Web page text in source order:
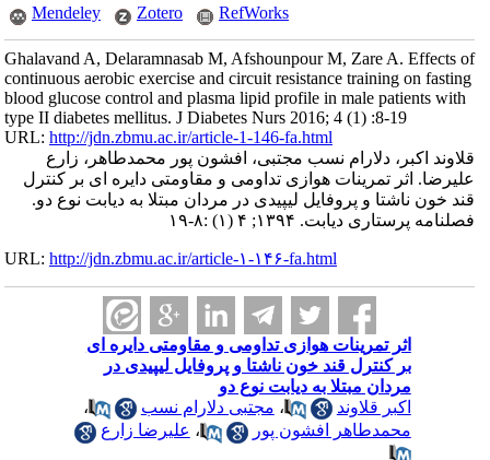
Mendeley
Zotero RefWorks
Ghalavand A, Delaramnasab M, Afshounpour M, Zare A. Effects of
continuous aerobic exercise and circuit resistance training on fasting
blood glucose control and plasma lipid profile in male patients with
type II diabetes mellitus. J Diabetes Nurs 2016; 4 (1) :8-19
URL:http://jdn.zbmu.ac.ir/article-1-146-fa.html
قلاوند اکبر، دلارام نسب مجتبی، افشون پور محمدطاهر، زارع
علیرضا. اثر تمرینات هوازی تداومی و مقاومتی دایره ای بر کنترل
قند خون ناشتا و پروفایل لیپیدی در مردان مبتلا به دیابت نوع دو.
فصلنامه پرستاری دیابت. ۱۳۹۴; ۴ (۱) :۸-۱۹
URL:http://jdn.zbmu.ac.ir/article-۱-۱۴۶-fa.html
اثر تمرینات هوازی تداومی و مقاومتی دایره ای
بر کنترل قند خون ناشتا و پروفایل لیپیدی در
مردان مبتلا به دیابت نوع دو
اکبر قلاوند
،مجتبی دلارام نسب
،
محمدطاهر افشون پور
،علیرضا زارع